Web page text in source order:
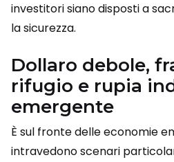
investitori siano disposti a
la sicurezza.
Dollaro debole,
rifugio e rupia
emergente
È sul fronte delle economie
intravedono scenari